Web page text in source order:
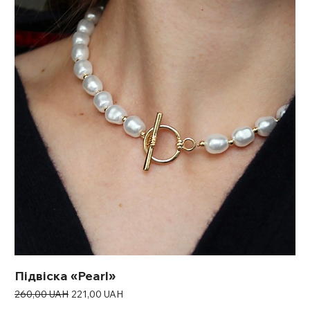
Підвіска «Pearl»
Звичайна ціна
260,00 UAH За розпродажем
221,00 UAH